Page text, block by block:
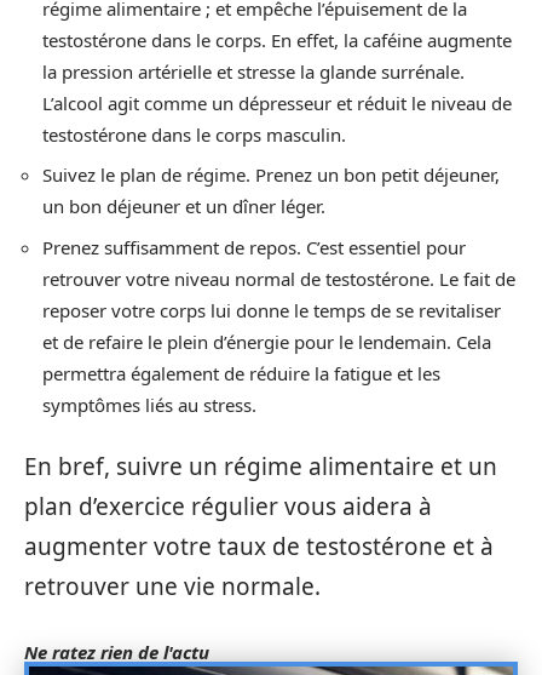
régime alimentaire ; et empêche l’épuisement de la
testostérone dans le corps. En effet, la caféine augmente
la pression artérielle et stresse la glande surrénale.
L’alcool agit comme un dépresseur et réduit le niveau de
testostérone dans le corps masculin.
Suivez le plan de régime. Prenez un bon petit déjeuner,
un bon déjeuner et un dîner léger.
Prenez suffisamment de repos. C’est essentiel pour
retrouver votre niveau normal de testostérone. Le fait de
reposer votre corps lui donne le temps de se revitaliser
et de refaire le plein d’énergie pour le lendemain. Cela
permettra également de réduire la fatigue et les
symptômes liés au stress.
En bref, suivre un régime alimentaire et un
plan d’exercice régulier vous aidera à
augmenter votre taux de testostérone et à
retrouver une vie normale.
Ne ratez rien de l'actu